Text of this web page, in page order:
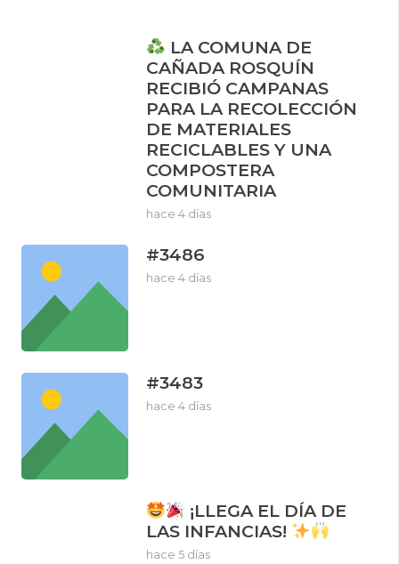
LA COMUNA DE
CAÑADA ROSQUÍN
RECIBIÓ CAMPANAS
PARA LA RECOLECCIÓN
DE MATERIALES
RECICLABLES Y UNA
COMPOSTERA
COMUNITARIA
hace 4 días
#3486
hace 4 días
#3483
hace 4 días
¡LLEGA EL DÍA DE
LAS INFANCIAS!
hace 5 días